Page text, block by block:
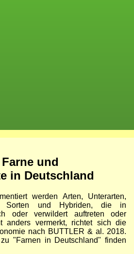
und
in Deutschland
werden Arten, Unterarten,
Sorten und Hybriden, die in
oder verwildert auftreten oder
anders vermerkt, richtet sich die
nach BUTTLER & al. 2018.
"Farnen in Deutschland" finden